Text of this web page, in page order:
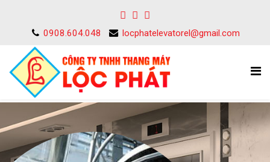
0908.604.048 locphatelevatorel@gmail.com